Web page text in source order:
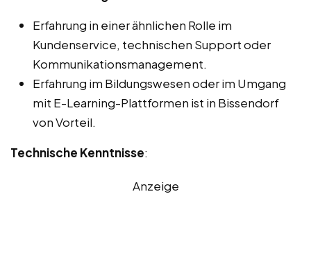
Erfahrung in einer ähnlichen Rolle im
Kundenservice, technischen Support oder
Kommunikationsmanagement.
Erfahrung im Bildungswesen oder im Umgang
mit E-Learning-Plattformen ist in Bissendorf
von Vorteil.
Technische Kenntnisse:
Anzeige